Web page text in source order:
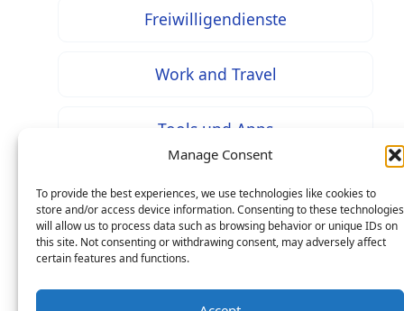
Manage Consent
To provide the best experiences, we use technologies like cookies to
store and/or access device information. Consenting to these technologies
will allow us to process data such as browsing behavior or unique IDs on
this site. Not consenting or withdrawing consent, may adversely affect
certain features and functions.
Freiwilligendienste
Work and Travel
Tools und Apps
* Bei mit diesem Zeichen gekennzeichneten Inhalten
handelt es sich um Werbung / Affiliate Links: Beim
Mehrkosten – als Seitenbetreiber erhalten wir jedoch